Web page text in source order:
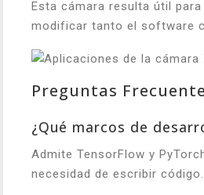
Esta cámara resulta útil
modificar tanto el software
Preguntas
¿Qué marcos de
Admite TensorFlow y
necesidad de escribir código.